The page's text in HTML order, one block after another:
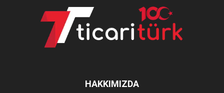
HAKKIMIZDA